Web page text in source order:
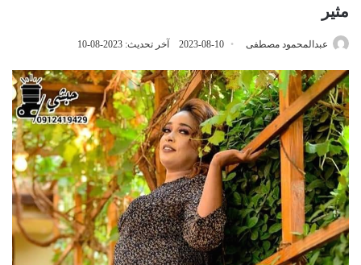
مثير
عبدالمحمود مصطفى 2023-08-10 آخر تحديث: 2023-08-10